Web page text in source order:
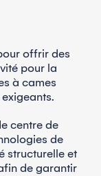
offrir des
pour la
à cames
centre de
de
structurelle et
de garantir